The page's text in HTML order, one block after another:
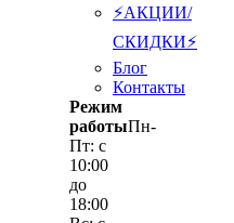
⚡АКЦИИ/
СКИДКИ⚡
Блог
Контакты
Режим
работыПн-
Пт: с
10:00
до
18:00